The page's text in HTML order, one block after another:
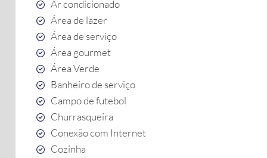
Ar condicionado
Área de lazer
Área de serviço
Área gourmet
Área Verde
Banheiro de serviço
Campo de futebol
Churrasqueira
Conexão com Internet
Cozinha